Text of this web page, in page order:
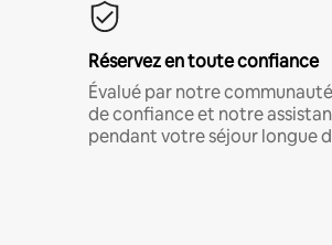
Réservez en toute confiance
Évalué par notre
de confiance et notre
pendant votre séjour longue